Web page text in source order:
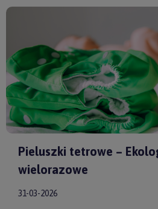
szybko i delikatnie usunąć
Pieluszki tetrowe –
wielorazowe
31-03-2026